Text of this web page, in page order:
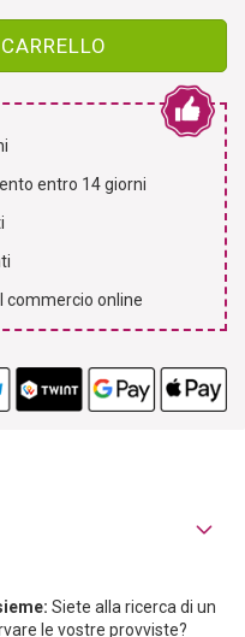
entro 14 giorni
commercio online
Siete alla ricerca di un
le vostre provviste?